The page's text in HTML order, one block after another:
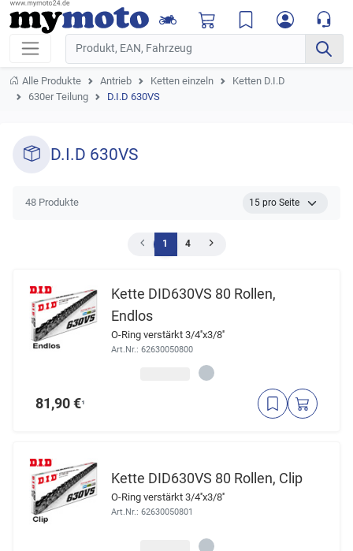
Alle Produkte Antrieb Ketten einzeln
Ketten D.I.D
630er Teilung
D.I.D 630VS
D.I.D 630VS
48 Produkte
1 4
Kette DID630VS 80 Rollen,
Endlos
O-Ring verstärkt 3/4''x3/8''
Art.Nr.: 62630050800
81,90 €¹
Kette DID630VS 80 Rollen, Clip
O-Ring verstärkt 3/4''x3/8''
Art.Nr.: 62630050801